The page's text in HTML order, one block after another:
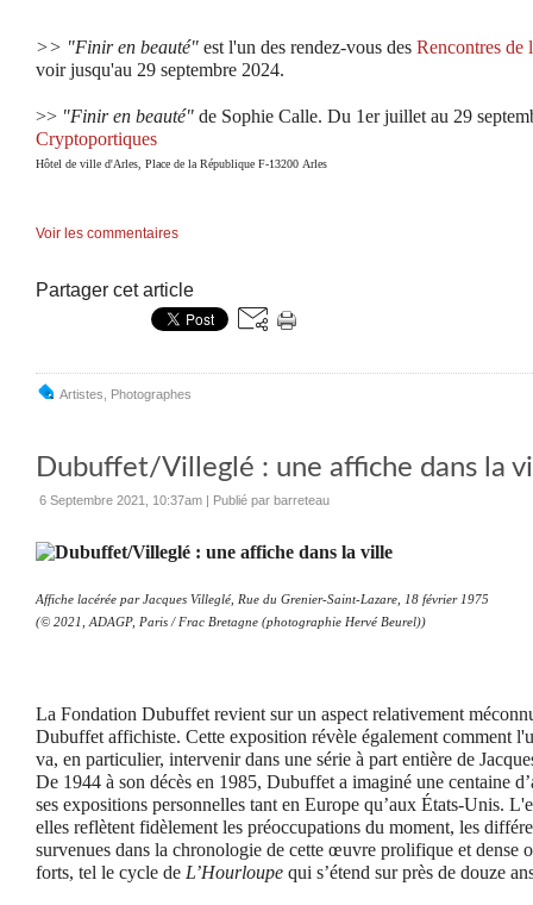
>> "Finir en beauté" est l'un des rendez-vous des Rencontres de
voir jusqu'au 29 septembre 2024.
>> "Finir en beauté" de Sophie Calle. Du 1er juillet au 29
Cryptoportiques
Hôtel de ville d'Arles, Place de la République F-13200 Arles
Voir les commentaires
Partager cet article
Artistes Photographes
Dubuffet/Villeglé : une affiche dans la
6 Septembre 2021, 10:37am Publié par barreteau
Affiche lacérée par Jacques Villeglé, Rue du Grenier-Saint-Lazare, 18 février 1975
(© 2021, ADAGP, Paris / Frac Bretagne (photographie Hervé Beurel))
La Fondation Dubuffet revient sur un aspect relativement
Dubuffet affichiste. Cette exposition révèle également comment
va, en particulier, intervenir dans une série à part entière de
De 1944 à son décès en 1985, Dubuffet a imaginé une centaine
ses expositions personnelles tant en Europe qu’aux États-Unis.
elles reflètent fidèlement les préoccupations du moment, les
survenues dans la chronologie de cette œuvre prolifique et dense
forts, tel le cycle de L’Hourloupe qui s’étend sur près de douze